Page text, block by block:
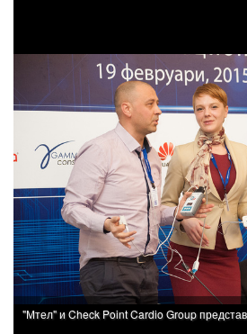
"Мтел" и Check Point Cardio Group